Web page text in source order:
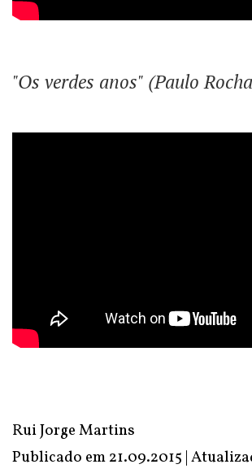
"Os verdes anos" (Paulo
Rui Jorge Martins
Publicado em 21.09.2015 |